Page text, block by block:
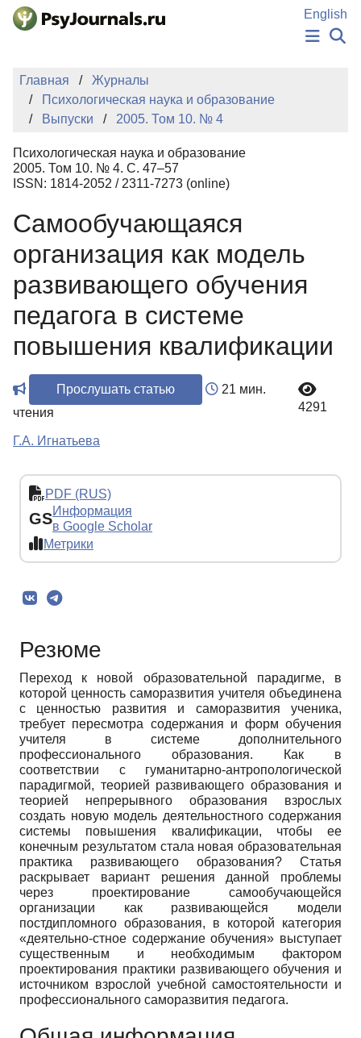
Перейти к основному содержанию
English
НОВОСТИ
ИЗДАНИЯ
АВТОРЫ
БАЗА ЗНАНИЙ
КЛЮЧЕВЫЕ СЛОВА
Регистрация
Главная
Журналы
Психологическая наука и образование
Выпуски
2005. Том 10. № 4
Психологическая наука и образование
2005. Том 10. № 4. С. 47–57
ISSN: 1814-2052 / 2311-7273 (online)
Самообучающаяся
организация как модель
развивающего обучения
педагога в системе
повышения квалификации
Прослушать статью
21 мин.
чтения
4291
Г.А. Игнатьева
PDF (RUS)
GSИнформация
в Google Scholar
Метрики
Резюме
Переход к новой образовательной парадигме, в
которой ценность саморазвития учителя объединена
с ценностью развития и саморазвития ученика,
требует пересмотра содержания и форм обучения
учителя в системе дополнительного
профессионального образования. Как в
соответствии с гуманитарно-антропологической
парадигмой, теорией развивающего образования и
теорией непрерывного образования взрослых
создать новую модель деятельностного содержания
системы повышения квалификации, чтобы ее
конечным результатом стала новая образовательная
практика развивающего образования? Статья
раскрывает вариант решения данной проблемы
через проектирование самообучающейся
организации как развивающейся модели
постдипломного образования, в которой категория
«деятельно-стное содержание обучения» выступает
существенным и необходимым фактором
проектирования практики развивающего обучения и
источником взрослой учебной самостоятельности и
профессионального саморазвития педагога.